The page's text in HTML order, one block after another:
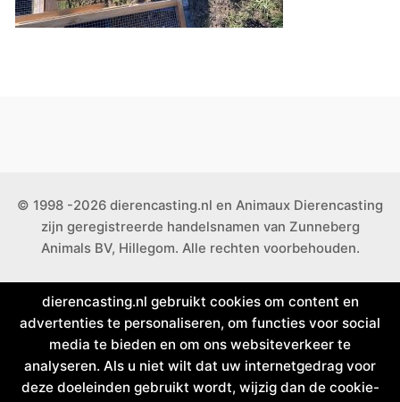
© 1998 -2026 dierencasting.nl en Animaux Dierencasting
zijn geregistreerde handelsnamen van Zunneberg
Animals BV, Hillegom. Alle rechten voorbehouden.
dierencasting.nl gebruikt cookies om content en
advertenties te personaliseren, om functies voor social
media te bieden en om ons websiteverkeer te
analyseren. Als u niet wilt dat uw internetgedrag voor
deze doeleinden gebruikt wordt, wijzig dan de cookie-